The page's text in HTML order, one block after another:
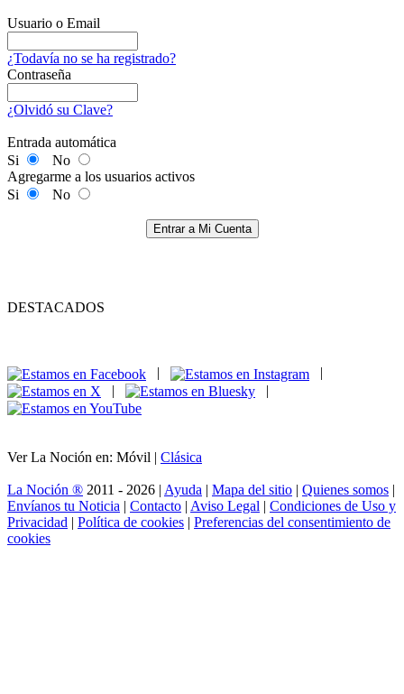
Usuario o Email
¿Todavía no se ha registrado?
Contraseña
¿Olvidó su Clave?
Entrada automática
Si
No
Agregarme a los usuarios activos
Si
No
Entrar a Mi Cuenta
DESTACADOS
|
|
Ver La Noción en: Móvil | Clásica
La Noción ® 2011 - 2026 | Ayuda | Mapa del sitio | Quienes somos |
Envíanos tu Noticia | Contacto | Aviso Legal | Condiciones de Uso y
Privacidad | Política de cookies | Preferencias del consentimiento de
cookies